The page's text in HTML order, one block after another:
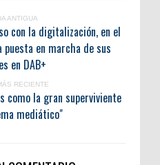
ANTIGUA
con la digitalización, en el
en marcha de sus
en DAB+
RECIENTE
como la gran superviviente
mediático"